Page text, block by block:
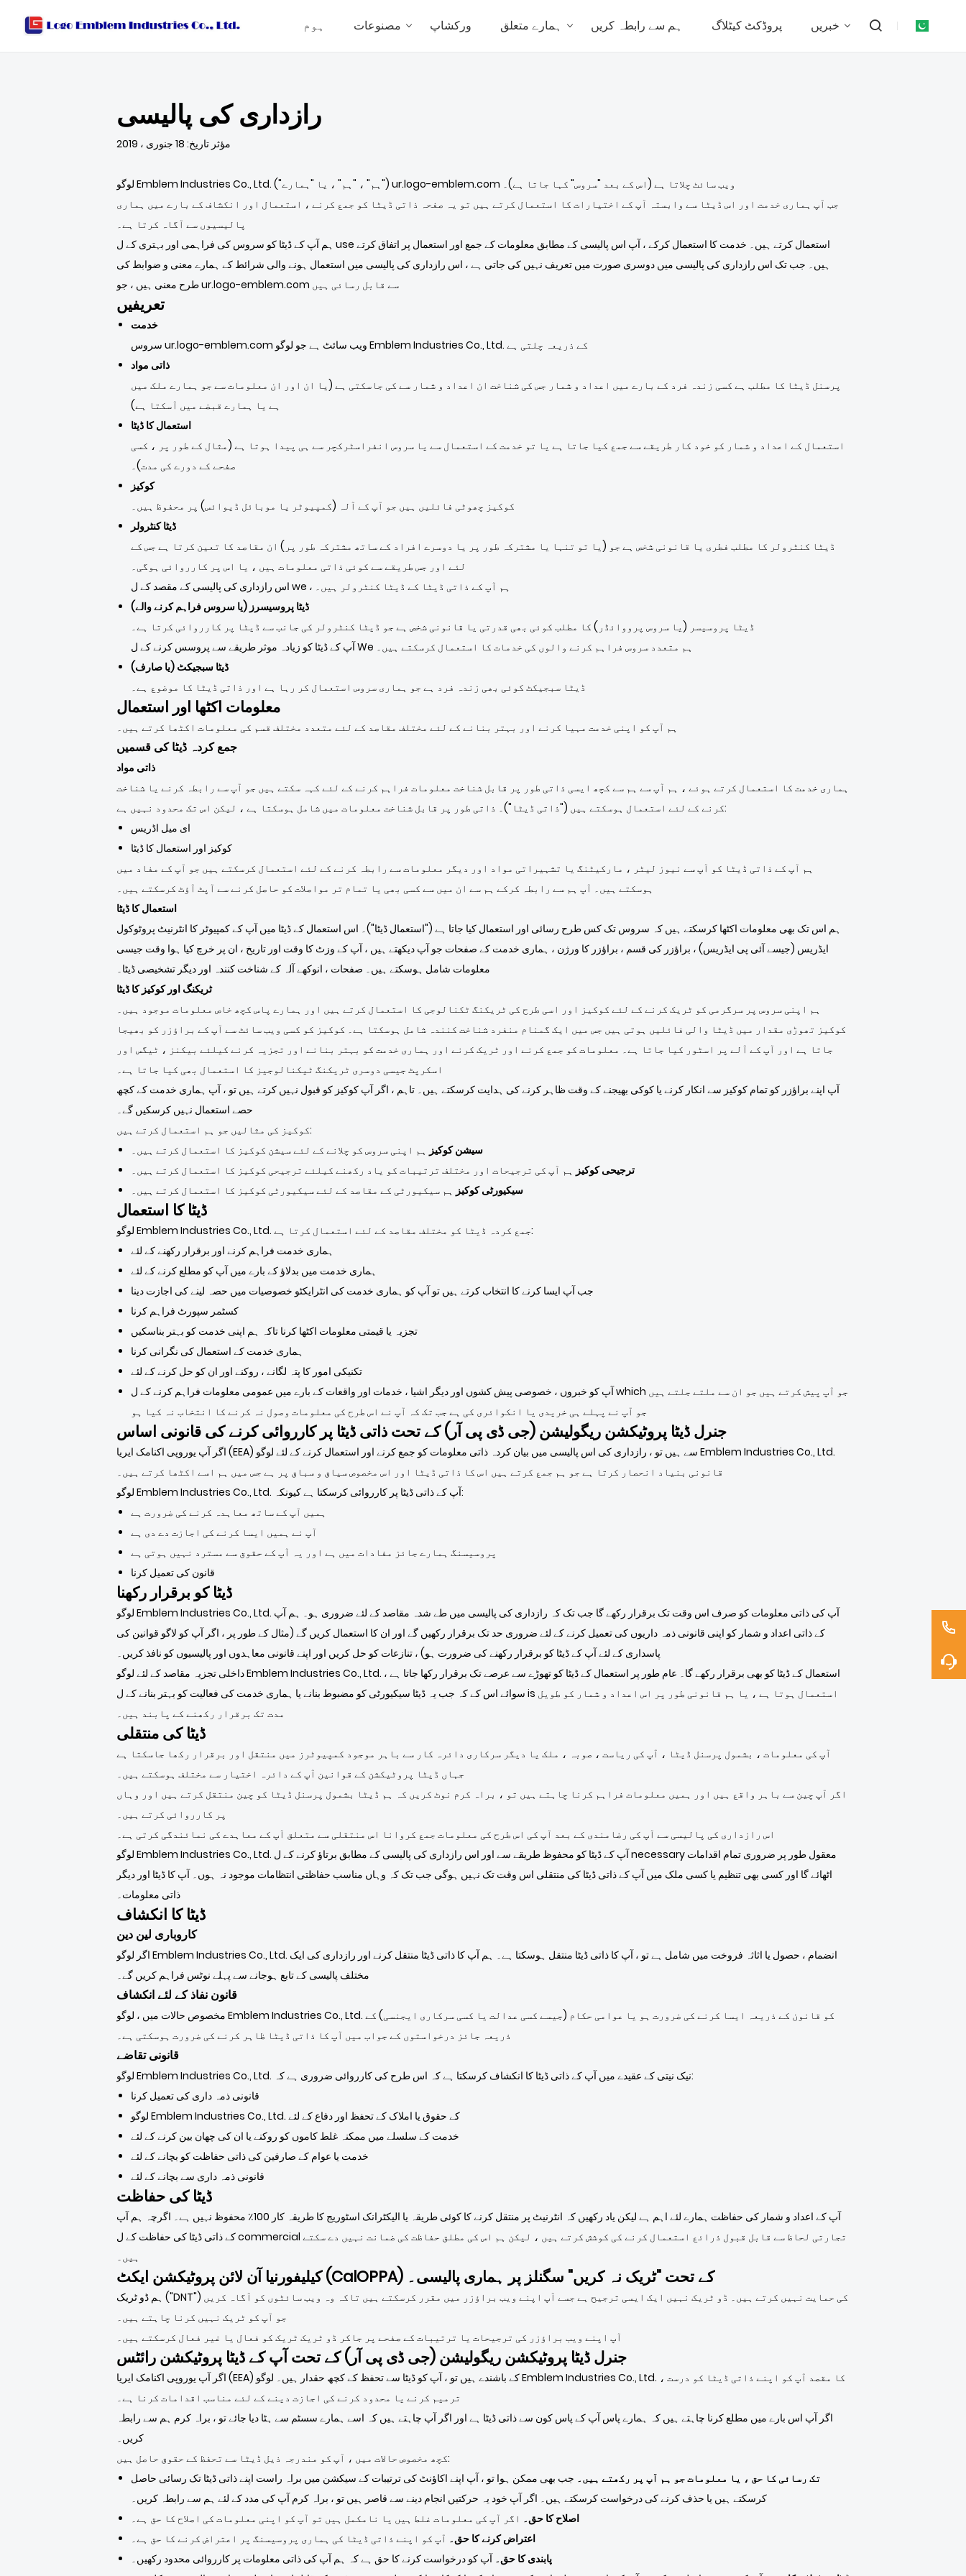
ہوم مصنوعات ورکشاپ ہمارے متعلق ہم سے رابطہ کریں پروڈکٹ کیٹلاگ خبریں
رازداری کی پالیسی
مؤثر تاریخ: 18 جنوری ، 2019
لوگو Emblem Industries Co., Ltd. ("ہم" ، "ہم" ، یا "ہمارے") ur.logo-emblem.com ویب سائٹ چلاتا ہے (اس کے بعد "سروس" کہا جاتا ہے)۔
جب آپ ہماری خدمت اور اس ڈیٹا سے وابستہ آپ کے اختیارات کا استعمال کرتے ہیں تو یہ صفحہ ذاتی ڈیٹا کو جمع کرنے ، استعمال اور انکشاف کے بارے میں ہماری
پالیسیوں سے آگاہ کرتا ہے۔
ہم آپ کے ڈیٹا کو سروس کی فراہمی اور بہتری کے ل use استعمال کرتے ہیں۔ خدمت کا استعمال کرکے ، آپ اس پالیسی کے مطابق معلومات کے جمع اور استعمال پر اتفاق کرتے
ہیں۔ جب تک اس رازداری کی پالیسی میں دوسری صورت میں تعریف نہیں کی جاتی ہے ، اس رازداری کی پالیسی میں استعمال ہونے والی شرائط کے ہمارے معنی و ضوابط کی
طرح معنی ہیں ، جو ur.logo-emblem.com سے قابل رسائی ہیں
تعریفیں
خدمت
سروس ur.logo-emblem.com ویب سائٹ ہے جو لوگو Emblem Industries Co., Ltd. کے ذریعہ چلتی ہے
ذاتی مواد
پرسنل ڈیٹا کا مطلب ہے کسی زندہ فرد کے بارے میں اعداد و شمار جس کی شناخت ان اعداد و شمار سے کی جاسکتی ہے (یا ان اور ان معلومات سے جو ہمارے ملک میں
ہے یا ہمارے قبضے میں آسکتا ہے)
استعمال کا ڈیٹا
استعمال کے اعداد و شمار کو خود کار طریقے سے جمع کیا جاتا ہے یا تو خدمت کے استعمال سے یا سروس انفراسٹرکچر سے ہی پیدا ہوتا ہے (مثال کے طور پر ، کسی
صفحے کے دورے کی مدت)۔
کوکیز
کوکیز چھوٹی فائلیں ہیں جو آپ کے آلہ (کمپیوٹر یا موبائل ڈیوائس) پر محفوظ ہیں۔
ڈیٹا کنٹرولر
ڈیٹا کنٹرولر کا مطلب فطری یا قانونی شخص ہے جو (یا تو تنہا یا مشترکہ طور پر یا دوسرے افراد کے ساتھ مشترکہ طور پر) ان مقاصد کا تعین کرتا ہے جس کے
لئے اور جس طریقے سے کوئی ذاتی معلومات ہیں ، یا اس پر کارروائی ہوگی۔
اس رازداری کی پالیسی کے مقصد کے ل we ، ہم آپ کے ذاتی ڈیٹا کے ڈیٹا کنٹرولر ہیں۔
ڈیٹا پروسیسرز (یا سروس فراہم کرنے والے)
ڈیٹا پروسیسر (یا سروس پرووائڈر) کا مطلب کوئی بھی قدرتی یا قانونی شخص ہے جو ڈیٹا کنٹرولر کی جانب سے ڈیٹا پر کارروائی کرتا ہے۔
آپ کے ڈیٹا کو زیادہ موثر طریقے سے پروسس کرنے کے ل We ہم متعدد سروس فراہم کرنے والوں کی خدمات کا استعمال کرسکتے ہیں۔
ڈیٹا سبجیکٹ (یا صارف)
ڈیٹا سبجیکٹ کوئی بھی زندہ فرد ہے جو ہماری سروس استعمال کر رہا ہے اور ذاتی ڈیٹا کا موضوع ہے۔
معلومات اکٹھا اور استعمال
ہم آپ کو اپنی خدمت مہیا کرنے اور بہتر بنانے کے لئے مختلف مقاصد کے لئے متعدد مختلف قسم کی معلومات اکٹھا کرتے ہیں۔
جمع کردہ ڈیٹا کی قسمیں
ذاتی مواد
ہماری خدمت کا استعمال کرتے ہوئے ، ہم آپ سے ہم سے کچھ ایسی ذاتی طور پر قابل شناخت معلومات فراہم کرنے کے لئے کہہ سکتے ہیں جو آپ سے رابطہ کرنے یا شناخت
کرنے کے لئے استعمال ہوسکتے ہیں ("ذاتی ڈیٹا")۔ ذاتی طور پر قابل شناخت معلومات میں شامل ہوسکتا ہے ، لیکن اس تک محدود نہیں ہے:
ای میل اڈریس
کوکیز اور استعمال کا ڈیٹا
ہم آپ کے ذاتی ڈیٹا کو آپ سے نیوز لیٹر ، مارکیٹنگ یا تشہیراتی مواد اور دیگر معلومات سے رابطہ کرنے کے لئے استعمال کرسکتے ہیں جو آپ کے مفاد میں
ہوسکتے ہیں۔ آپ ہم سے رابطہ کرکے ہم سے ان میں سے کسی بھی یا تمام تر مواصلات کو حاصل کرنے سے آپٹ آؤٹ کرسکتے ہیں۔
استعمال کا ڈیٹا
ہم اس تک بھی معلومات اکٹھا کرسکتے ہیں کہ سروس تک کس طرح رسائی اور استعمال کیا جاتا ہے ("استعمال ڈیٹا")۔ اس استعمال کے ڈیٹا میں آپ کے کمپیوٹر کا انٹرنیٹ پروٹوکول
ایڈریس (جیسے آئی پی ایڈریس) ، براؤزر کی قسم ، براؤزر کا ورژن ، ہماری خدمت کے صفحات جو آپ دیکھتے ہیں ، آپ کے وزٹ کا وقت اور تاریخ ، ان پر خرچ کیا ہوا وقت جیسی
معلومات شامل ہوسکتے ہیں۔ صفحات ، انوکھے آلہ کے شناخت کنندہ اور دیگر تشخیصی ڈیٹا۔
ٹریکنگ اور کوکیز کا ڈیٹا
ہم اپنی سروس پر سرگرمی کو ٹریک کرنے کے لئے کوکیز اور اسی طرح کی ٹریکنگ ٹکنالوجی کا استعمال کرتے ہیں اور ہمارے پاس کچھ خاص معلومات موجود ہیں۔
کوکیز تھوڑی مقدار میں ڈیٹا والی فائلیں ہوتی ہیں جس میں ایک گمنام منفرد شناخت کنندہ شامل ہوسکتا ہے۔ کوکیز کو کسی ویب سائٹ سے آپ کے براؤزر کو بھیجا
جاتا ہے اور آپ کے آلے پر اسٹور کیا جاتا ہے۔ معلومات کو جمع کرنے اور ٹریک کرنے اور ہماری خدمت کو بہتر بنانے اور تجزیہ کرنے کیلئے بیکنز ، ٹیگس اور
اسکرپٹ جیسی دوسری ٹریکنگ ٹیکنالوجیز کا استعمال بھی کیا جاتا ہے۔
آپ اپنے براؤزر کو تمام کوکیز سے انکار کرنے یا کوکی بھیجنے کے وقت ظاہر کرنے کی ہدایت کرسکتے ہیں۔ تاہم ، اگر آپ کوکیز کو قبول نہیں کرتے ہیں تو ، آپ ہماری خدمت کے کچھ
حصے استعمال نہیں کرسکیں گے۔
کوکیز کی مثالیں جو ہم استعمال کرتے ہیں:
سیشن کوکیز ہم اپنی سروس کو چلانے کے لئے سیشن کوکیز کا استعمال کرتے ہیں۔
ترجیحی کوکیز ہم آپ کی ترجیحات اور مختلف ترتیبات کو یاد رکھنے کیلئے ترجیحی کوکیز کا استعمال کرتے ہیں۔
سیکیورٹی کوکیز ہم سیکیورٹی کے مقاصد کے لئے سیکیورٹی کوکیز کا استعمال کرتے ہیں۔
ڈیٹا کا استعمال
لوگو Emblem Industries Co., Ltd. جمع کردہ ڈیٹا کو مختلف مقاصد کے لئے استعمال کرتا ہے:
ہماری خدمت فراہم کرنے اور برقرار رکھنے کے لئے
ہماری خدمت میں بدلاؤ کے بارے میں آپ کو مطلع کرنے کے لئے
جب آپ ایسا کرنے کا انتخاب کرتے ہیں تو آپ کو ہماری خدمت کی انٹرایکٹو خصوصیات میں حصہ لینے کی اجازت دینا
کسٹمر سپورٹ فراہم کرنا
تجزیہ یا قیمتی معلومات اکٹھا کرنا تاکہ ہم اپنی خدمت کو بہتر بناسکیں
ہماری خدمت کے استعمال کی نگرانی کرنا
تکنیکی امور کا پتہ لگانے ، روکنے اور ان کو حل کرنے کے لئے
آپ کو خبروں ، خصوصی پیش کشوں اور دیگر اشیا ، خدمات اور واقعات کے بارے میں عمومی معلومات فراہم کرنے کے ل which جو آپ پیش کرتے ہیں جو ان سے ملتے جلتے ہیں
جو آپ نے پہلے ہی خریدی یا انکوائری کی ہے جب تک کہ آپ نے اس طرح کی معلومات وصول نہ کرنے کا انتخاب نہ کیا ہو
جنرل ڈیٹا پروٹیکشن ریگولیشن (جی ڈی پی آر) کے تحت ذاتی ڈیٹا پر کارروائی کرنے کی قانونی اساس
اگر آپ یوروپی اکنامک ایریا (EEA) سے ہیں تو ، رازداری کی اس پالیسی میں بیان کردہ ذاتی معلومات کو جمع کرنے اور استعمال کرنے کے لئے لوگو Emblem Industries Co., Ltd.
قانونی بنیاد انحصار کرتا ہے جو ہم جمع کرتے ہیں اس کا ذاتی ڈیٹا اور اس مخصوص سیاق و سباق پر ہے جس میں ہم اسے اکٹھا کرتے ہیں۔
لوگو Emblem Industries Co., Ltd. آپ کے ذاتی ڈیٹا پر کارروائی کرسکتا ہے کیونکہ:
ہمیں آپ کے ساتھ معاہدہ کرنے کی ضرورت ہے
آپ نے ہمیں ایسا کرنے کی اجازت دے دی ہے
پروسیسنگ ہمارے جائز مفادات میں ہے اور یہ آپ کے حقوق سے مسترد نہیں ہوتی ہے
قانون کی تعمیل کرنا
ڈیٹا کو برقرار رکھنا
لوگو Emblem Industries Co., Ltd. آپ کی ذاتی معلومات کو صرف اس وقت تک برقرار رکھے گا جب تک کہ رازداری کی پالیسی میں طے شدہ مقاصد کے لئے ضروری ہو۔ ہم آپ
کے ذاتی اعداد و شمار کو اپنی قانونی ذمہ داریوں کی تعمیل کرنے کے لئے ضروری حد تک برقرار رکھیں گے اور ان کا استعمال کریں گے (مثال کے طور پر ، اگر آپ کو لاگو قوانین کی
پاسداری کے لئے آپ کے ڈیٹا کو برقرار رکھنے کی ضرورت ہو) ، تنازعات کو حل کریں اور اپنے قانونی معاہدوں اور پالیسیوں کو نافذ کریں۔
داخلی تجزیہ مقاصد کے لئے لوگو Emblem Industries Co., Ltd. استعمال کے ڈیٹا کو بھی برقرار رکھے گا۔ عام طور پر استعمال کے ڈیٹا کو تھوڑے سے عرصے تک برقرار رکھا جاتا ہے ،
سوائے اس کے کہ جب یہ ڈیٹا سیکیورٹی کو مضبوط بنانے یا ہماری خدمت کی فعالیت کو بہتر بنانے کے ل is استعمال ہوتا ہے ، یا ہم قانونی طور پر اس اعداد و شمار کو طویل
مدت تک برقرار رکھنے کے پابند ہیں۔
ڈیٹا کی منتقلی
آپ کی معلومات ، بشمول پرسنل ڈیٹا ، آپ کی ریاست ، صوبہ ، ملک یا دیگر سرکاری دائرہ کار سے باہر موجود کمپیوٹرز میں منتقل اور برقرار رکھا جاسکتا ہے
جہاں ڈیٹا پروٹیکشن کے قوانین آپ کے دائرہ اختیار سے مختلف ہوسکتے ہیں۔
اگر آپ چین سے باہر واقع ہیں اور ہمیں معلومات فراہم کرنا چاہتے ہیں تو ، براہ کرم نوٹ کریں کہ ہم ڈیٹا بشمول پرسنل ڈیٹا کو چین منتقل کرتے ہیں اور وہاں
پر کارروائی کرتے ہیں۔
اس رازداری کی پالیسی سے آپ کی رضامندی کے بعد آپ کی اس طرح کی معلومات جمع کروانا اس منتقلی سے متعلق آپ کے معاہدے کی نمائندگی کرتی ہے۔
لوگو Emblem Industries Co., Ltd. آپ کے ڈیٹا کو محفوظ طریقے سے اور اس رازداری کی پالیسی کے مطابق برتاؤ کرنے کے ل necessary معقول طور پر ضروری تمام اقدامات
اٹھائے گا اور کسی بھی تنظیم یا کسی ملک میں آپ کے ذاتی ڈیٹا کی منتقلی اس وقت تک نہیں ہوگی جب تک کہ وہاں مناسب حفاظتی انتظامات موجود نہ ہوں۔ آپ کا ڈیٹا اور دیگر
ذاتی معلومات۔
ڈیٹا کا انکشاف
کاروباری لین دین
اگر لوگو Emblem Industries Co., Ltd. انضمام ، حصول یا اثاثہ فروخت میں شامل ہے تو ، آپ کا ذاتی ڈیٹا منتقل ہوسکتا ہے۔ ہم آپ کا ذاتی ڈیٹا منتقل کرنے اور رازداری کی ایک
مختلف پالیسی کے تابع ہوجانے سے پہلے نوٹس فراہم کریں گے۔
قانون نفاذ کے لئے انکشاف
مخصوص حالات میں ، لوگو Emblem Industries Co., Ltd. کو قانون کے ذریعہ ایسا کرنے کی ضرورت ہو یا عوامی حکام (جیسے کسی عدالت یا کسی سرکاری ایجنسی) کے
ذریعہ جائز درخواستوں کے جواب میں آپ کا ذاتی ڈیٹا ظاہر کرنے کی ضرورت ہوسکتی ہے۔
قانونی تقاضے
لوگو Emblem Industries Co., Ltd. نیک نیتی کے عقیدے میں آپ کے ذاتی ڈیٹا کا انکشاف کرسکتا ہے کہ اس طرح کی کارروائی ضروری ہے کہ:
قانونی ذمہ داری کی تعمیل کرنا
لوگو Emblem Industries Co., Ltd. کے حقوق یا املاک کے تحفظ اور دفاع کے لئے
خدمت کے سلسلے میں ممکنہ غلط کاموں کو روکنے یا ان کی چھان بین کرنے کے لئے
خدمت یا عوام کے صارفین کی ذاتی حفاظت کو بچانے کے لئے
قانونی ذمہ داری سے بچانے کے لئے
ڈیٹا کی حفاظت
آپ کے اعداد و شمار کی حفاظت ہمارے لئے اہم ہے لیکن یاد رکھیں کہ انٹرنیٹ پر منتقل کرنے کا کوئی طریقہ یا الیکٹرانک اسٹوریج کا طریقہ کار 100٪ محفوظ نہیں ہے۔ اگرچہ ہم آپ
کے ذاتی ڈیٹا کی حفاظت کے ل commercial تجارتی لحاظ سے قابل قبول ذرائع استعمال کرنے کی کوشش کرتے ہیں ، لیکن ہم اس کی مطلق حفاظت کی ضمانت نہیں دے سکتے
ہیں۔
کیلیفورنیا آن لائن پروٹیکشن ایکٹ (CalOPPA) کے تحت "ٹریک نہ کریں" سگنلز پر ہماری پالیسی۔
ہم ڈو ٹریک ("DNT") کی حمایت نہیں کرتے ہیں۔ ڈو ٹریک نہیں ایک ایسی ترجیح ہے جسے آپ اپنے ویب براؤزر میں مقرر کرسکتے ہیں تاکہ وہ ویب سائٹوں کو آگاہ کریں
جو آپ کو ٹریک نہیں کرنا چاہتے ہیں۔
آپ اپنے ویب براؤزر کی ترجیحات یا ترتیبات کے صفحے پر جاکر ڈو ٹریک ٹریک کو فعال یا غیر فعال کرسکتے ہیں۔
جنرل ڈیٹا پروٹیکشن ریگولیشن (جی ڈی پی آر) کے تحت آپ کے ڈیٹا پروٹیکشن رائٹس
اگر آپ یوروپی اکنامک ایریا (EEA) کے باشندے ہیں تو ، آپ کو ڈیٹا سے تحفظ کے کچھ حقدار ہیں۔ لوگو Emblem Industries Co., Ltd. کا مقصد آپ کو اپنے ذاتی ڈیٹا کو درست ،
ترمیم کرنے یا محدود کرنے کی اجازت دینے کے لئے مناسب اقدامات کرنا ہے۔
اگر آپ اس بارے میں مطلع کرنا چاہتے ہیں کہ ہمارے پاس آپ کے پاس کون سے ذاتی ڈیٹا ہے اور اگر آپ چاہتے ہیں کہ اسے ہمارے سسٹم سے ہٹا دیا جائے تو ، براہ کرم ہم سے رابطہ
کریں۔
کچھ مخصوص حالات میں ، آپ کو مندرجہ ذیل ڈیٹا سے تحفظ کے حقوق حاصل ہیں:
تک رسائی کا حق ، یا معلومات جو ہم آپ پر رکھتے ہیں۔ جب بھی ممکن ہوا تو ، آپ اپنے اکاؤنٹ کی ترتیبات کے سیکشن میں براہ راست اپنے ذاتی ڈیٹا تک رسائی حاصل
کرسکتے ہیں یا حذف کرنے کی درخواست کرسکتے ہیں۔ اگر آپ خود یہ حرکتیں انجام دینے سے قاصر ہیں تو ، براہ کرم آپ کی مدد کے لئے ہم سے رابطہ کریں۔
اصلاح کا حق۔ اگر آپ کی معلومات غلط ہیں یا نامکمل ہیں تو آپ کو اپنی معلومات کی اصلاح کا حق ہے۔
اعتراض کرنے کا حق۔ آپ کو اپنے ذاتی ڈیٹا کی ہماری پروسیسنگ پر اعتراض کرنے کا حق ہے۔
پابندی کا حق۔ آپ کو درخواست کرنے کا حق ہے کہ ہم آپ کی ذاتی معلومات پر کارروائی محدود رکھیں۔